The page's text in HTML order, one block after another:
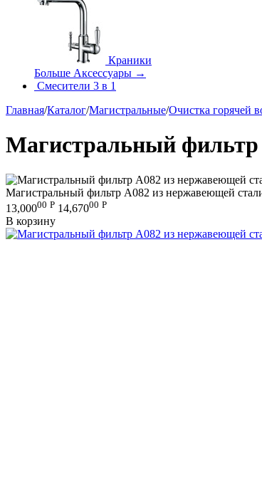
Краники
Больше Аксессуары →
Смесители 3 в 1
Главная/Каталог/Магистральные/Очистка горячей
Магистральный
Магистральный фильтр A082 из нержавеющей
13,00000 Р 14,67000 Р
В корзину